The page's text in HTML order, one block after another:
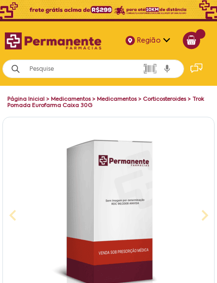
Região
Alagoas
Bahia
Página Inicial > Medicamentos> Medicamentos> Corticosteroides> Trok
Pomada Eurofarma Caixa 30G